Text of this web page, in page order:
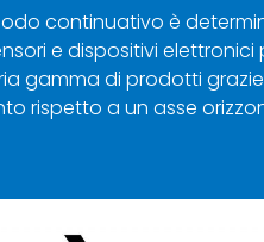
continuativo è
e dispositivi
gamma di prodotti
rispetto a un asse